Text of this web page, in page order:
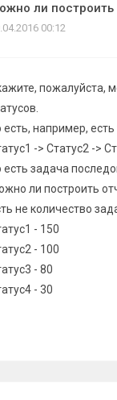
ли построить
00:12
пожалуйста,
есть, например,
-> Статус2 ->
есть задача
ли построить
не количество
- 150
- 100
- 80
- 30